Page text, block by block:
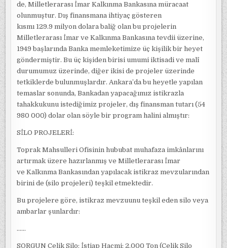
de, Milletlerarası İmar Kalkınma Bankasına müracaat
olunmuştur. Dış finansmana ihtiyaç gösteren
kısmı 129.9 milyon dolara baliğ olan bu projelerin
Milletlerarası İmar ve Kalkınma Bankasına tevdii üzerine,
1949 başlarında Banka memleketimize üç kişilik bir heyet
göndermiştir. Bu üç kişiden birisi umumi iktisadi ve malî
durumumuz üzerinde, diğer ikisi de projeler üzerinde
tetkiklerde bulunmuşlardır. Ankara’da bu heyetle yapılan
temaslar sonunda, Bankadan yapacağımız istikrazla
tahakkukunu istediğimiz projeler, dış finansman tutarı (54
980 000) dolar olan söyle bir program halini almıştır:
SİLO PROJELERİ:
Toprak Mahsulleri Ofisinin hububat muhafaza imkânlarını
artırmak üzere hazırlanmış ve Milletlerarası İmar
ve Kalkınma Bankasından yapılacak istikraz mevzularından
birini de (silo projeleri) teşkil etmektedir.
Bu projelere göre, istikraz mevzuunu teşkil eden silo veya
ambarlar şunlardır:
……
SORGUN Çelik Silo: İstiap Hacmi: 2.000 Ton (Çelik Silo